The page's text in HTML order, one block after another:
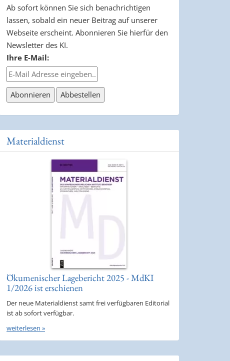
Ab sofort können Sie sich benachrichtigen
lassen, sobald ein neuer Beitrag auf unserer
Webseite erscheint. Abonnieren Sie hierfür den
Newsletter des KI.
Ihre E-Mail:
Materialdienst
Ökumenischer Lagebericht 2025 - MdKI
1/2026 ist erschienen
Der neue Materialdienst samt frei verfügbaren Editorial
ist ab sofort verfügbar.
weiterlesen »